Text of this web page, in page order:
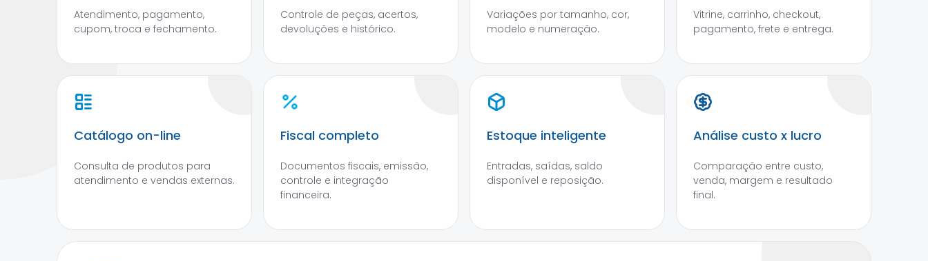
Atendimento, pagamento,
cupom, troca e fechamento.
Controle de peças, acertos,
devoluções e histórico.
Variações por tamanho, cor,
modelo e numeração.
Vitrine, carrinho, checkout,
pagamento, frete e entrega.
Catálogo on-line
Consulta de produtos para
atendimento e vendas externas.
Fiscal completo
Documentos fiscais, emissão,
controle e integração
financeira.
Estoque inteligente
Entradas, saídas, saldo
disponível e reposição.
Análise custo x lucro
Comparação entre custo,
venda, margem e resultado
final.